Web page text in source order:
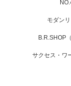
モダン
B.R.SHOP
サクセス・ワ